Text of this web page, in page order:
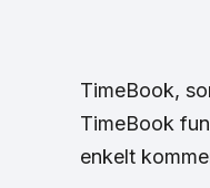
TimeBook,
TimeBook
enkelt